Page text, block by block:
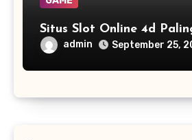
Situs Slot Online 4d
admin September 25,